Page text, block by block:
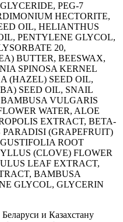
PEG-7
HECTORITE,
OIL, HELIANTHUS
PENTYLENE GLYCOL,
20,
BUTTER, BEESWAX,
SPINOSA KERNEL
(HAZEL) SEED OIL,
SEED OIL, SNAIL
BAMBUSA VULGARIS
WATER, ALOE
EXTRACT, BETA-
(GRAPEFRUIT)
ROOT
(CLOVE) FLOWER
LEAF EXTRACT,
BAMBUSA
GLYCOL, GLYCERIN
и Казахстану